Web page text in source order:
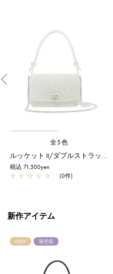
Previous
全5色
ルッケット II/ダブルストラップ/ホワイト
税込 71,500yen
☆ ☆ ☆ ☆ ☆ (0件)
新作アイテム
NEW 発売前